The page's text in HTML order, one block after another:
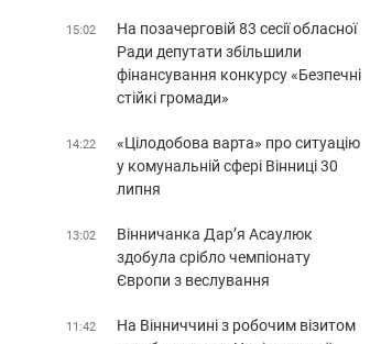
15:02
На позачерговій 83 сесії обласної
Ради депутати збільшили
фінансування конкурсу «Безпечні
стійкі громади»
14:22
«Цілодобова варта» про ситуацію
у комунальній сфері Вінниці 30
липня
13:02
Вінничанка Дар’я Асаулюк
здобула срібло чемпіонату
Європи з веслування
11:42
На Вінниччині з робочим візитом